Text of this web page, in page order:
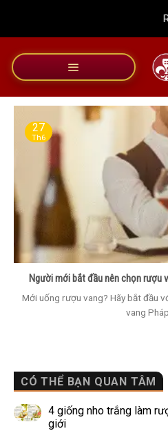
dung
CÓ THỂ BẠN QUAN TÂM
4 giống nho trắng làm
giới
Người mới bắt đầu nên chọn rượu
Mới uống rượu vang? Hãy bắt đầu
vang
27
Th6